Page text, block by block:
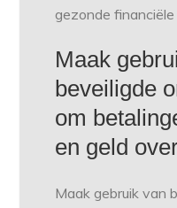
gezonde
Maak
beveiligde
om
en geld
Maak gebruik van